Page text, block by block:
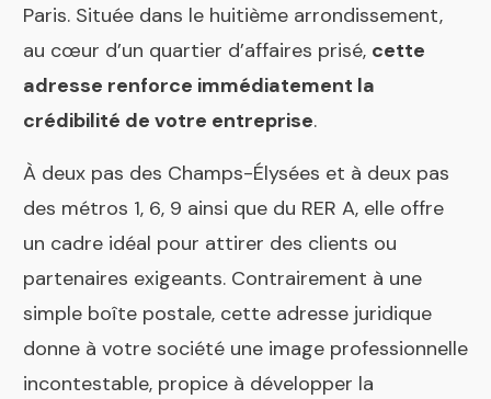
Paris. Située dans le huitième arrondissement,
au cœur d’un quartier d’affaires prisé, cette
adresse renforce immédiatement la
crédibilité de votre entreprise.
À deux pas des Champs-Élysées et à deux pas
des métros 1, 6, 9 ainsi que du RER A, elle offre
un cadre idéal pour attirer des clients ou
partenaires exigeants. Contrairement à une
simple boîte postale, cette adresse juridique
donne à votre société une image professionnelle
incontestable, propice à développer la